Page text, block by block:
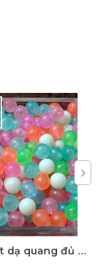
50gam hạt dạ quang đủ màu 6mm, 8mm, 10mm, 12mm, hạt nhựa tròn